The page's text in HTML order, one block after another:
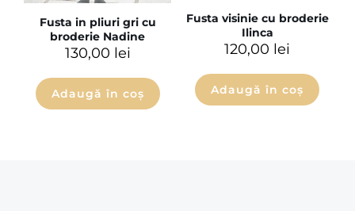
Fusta in pliuri gri cu
broderie Nadine
130,00 lei
Adaugă în coș
Fusta visinie cu broderie
Ilinca
120,00 lei
Adaugă în coș